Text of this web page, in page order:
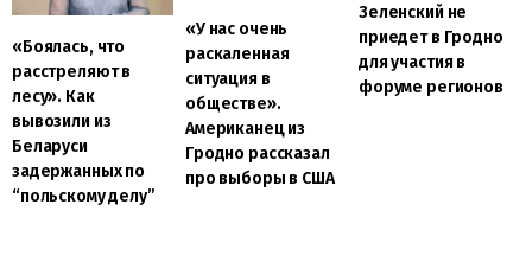
«Боялась, что
расстреляют в
лесу». Как
вывозили из
Беларуси
задержанных по
“польскому делу”
«У нас очень
раскаленная
ситуация в
обществе».
Американец из
Гродно рассказал
про выборы в США
Зеленский не
приедет в Гродно
для участия в
форуме регионов